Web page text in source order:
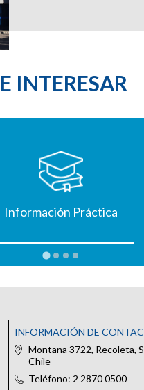
INTERESAR
Información Práctica
INFORMACIÓN DE
Montana 3722, Recoleta,
Chile
Teléfono: 2 2870 0500